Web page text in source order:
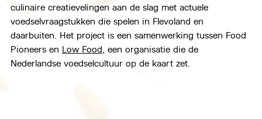
culinaire creatievelingen aan de slag met actuele
voedselvraagstukken die spelen in Flevoland en
daarbuiten. Het project is een samenwerking tussen Food
Pioneers en Low Food, een organisatie die de
Nederlandse voedselcultuur op de kaart zet.